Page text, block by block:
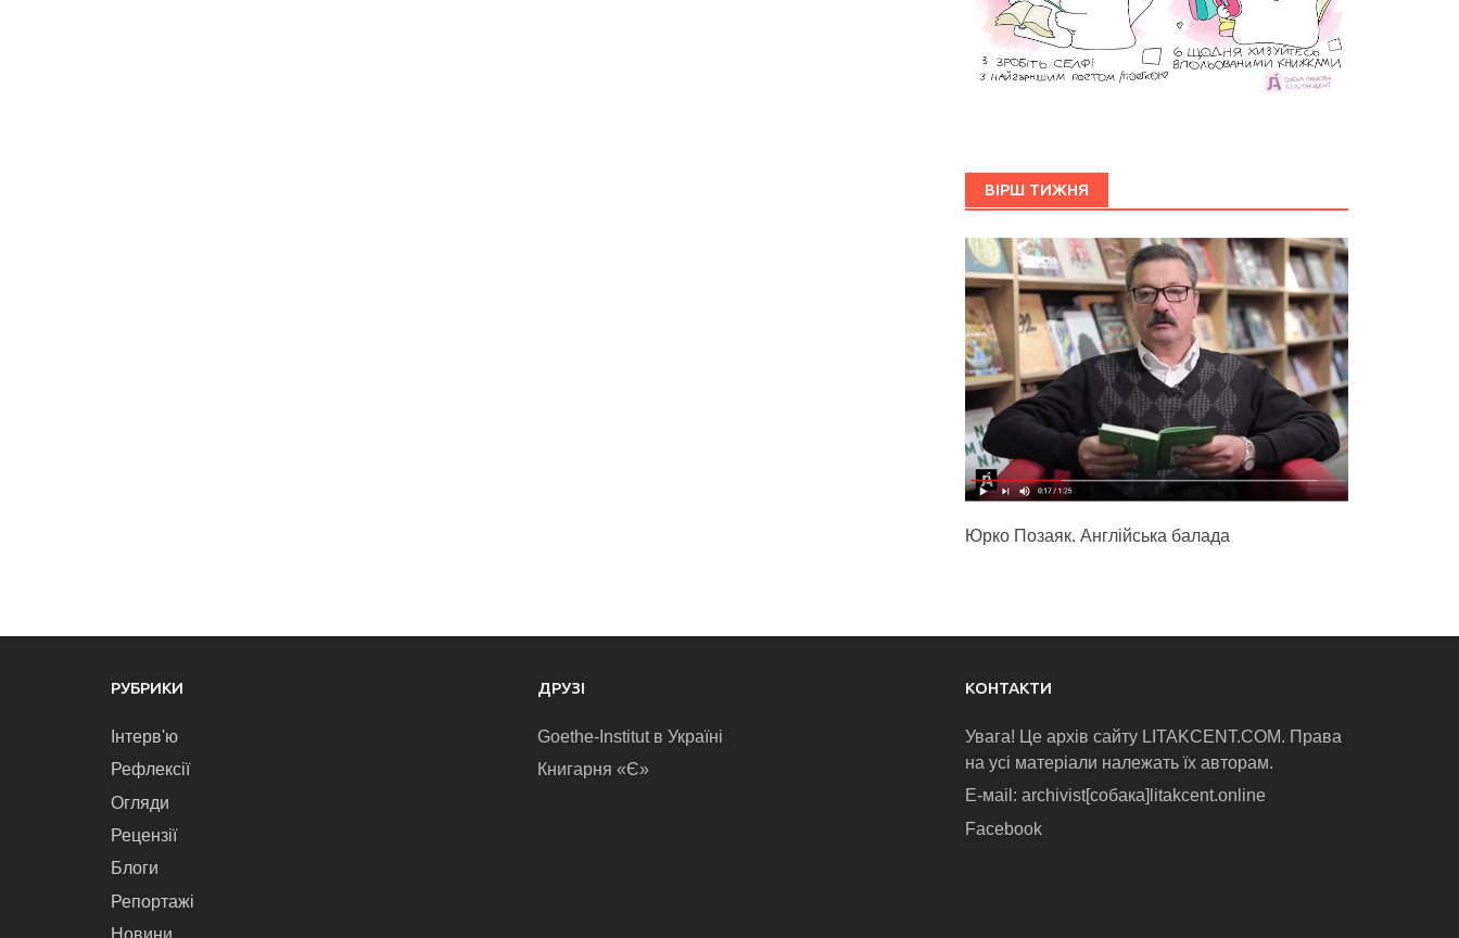
ВІРШ ТИЖНЯ
Юрко Позаяк. Англійська балада
РУБРИКИ
Інтерв'ю
Рефлексії
Огляди
Рецензії
Блоги
Репортажі
Новини
ДРУЗІ
Goethe-Institut в Україні
Книгарня «Є»
КОНТАКТИ
Увага! Це архів сайту LITAKCENT.COM. Права
на усі матеріали належать їх авторам.
E-маіl: archivist[собака]litakcent.online
Facebook